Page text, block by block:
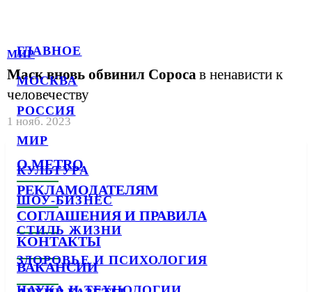
ГЛАВНОЕ
МОСКВА
РОССИЯ
МИР
КУЛЬТУРА
ШОУ-БИЗНЕС
СТИЛЬ ЖИЗНИ
ЗДОРОВЬЕ И ПСИХОЛОГИЯ
МИР
Маск вновь обвинил Сороса в ненависти к
человечеству
1 нояб. 2023
О METRO
РЕКЛАМОДАТЕЛЯМ
СОГЛАШЕНИЯ И ПРАВИЛА
КОНТАКТЫ
ВАКАНСИИ